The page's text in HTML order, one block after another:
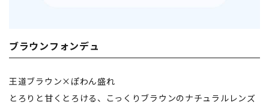
ブラウンフォンデュ
王道ブラウン×ぽわん盛れ
とろりと甘くとろける、こっくりブラウンのナチュラルレンズ